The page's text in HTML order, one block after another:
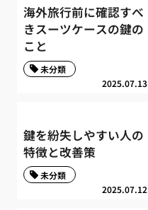
海外旅行前に確認すべ
きスーツケースの鍵の
こと
2025.07.13
未分類
鍵を紛失しやすい人の
特徴と改善策
2025.07.12
未分類